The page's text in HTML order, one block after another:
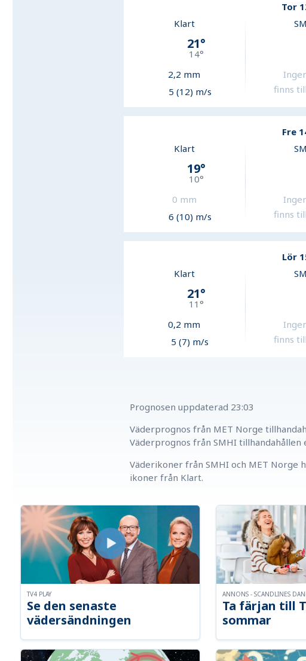
Tor
Klart
21°
14°
2,2 mm
5 (12) m/s
finns
Fre
Klart
19°
10°
0 mm
6 (10) m/s
finns
Lör
Klart
21°
11 °
0,2 mm
5 (7) m/s
finns
Prognosen uppdaterad 23:03
Väderprognos från MET Norge
Väderprognos från SMHI tillhandahållen
Väderikoner från SMHI och MET Norge
ikoner från Klart.
Se den senaste
vädersändningen
TV4 PLAY
Ta färjan till
sommar
ANNONS - SCANDLINES